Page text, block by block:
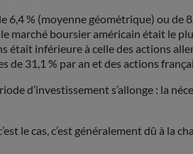
% (moyenne géométrique) ou
marché boursier américain était le
inférieure à celle des actions
31,1 % par an et des actions
d’investissement s’allonge : la
le cas, c’est généralement dû à la